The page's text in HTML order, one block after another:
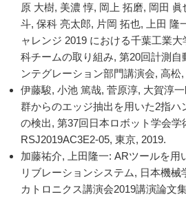
原 大樹, 美濃 惇, 岡上 拓磨, 岡田
斗, 保科 亮太郎, 片岡 拓也, 上田 隆
ャレンジ 2019 における千葉工業
科チームの取り組み, 第20回計測自
ンテグレーション部門講演会, 高松,
伊藤駿, 小池 篤哉, 菅原淳, 大賀淳
群からのエッジ抽出を用いた2指ハ
の検出, 第37回日本ロボット学会学
RSJ2019AC3E2-05, 東京, 2019.
加藤祐介, 上田隆一: ARツールを用
リブレーションシステム, 日本機械
カトロニクス講演会2019講演論文